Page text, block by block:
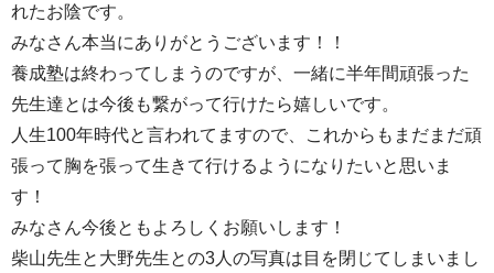
れたお陰です。
みなさん本当にありがとうございます！！
養成塾は終わってしまうのですが、一緒に半年間頑張った
先生達とは今後も繋がって行けたら嬉しいです。
人生100年時代と言われてますので、これからもまだまだ頑
張って胸を張って生きて行けるようになりたいと思いま
す！
みなさん今後ともよろしくお願いします！
柴山先生と大野先生との3人の写真は目を閉じてしまいまし